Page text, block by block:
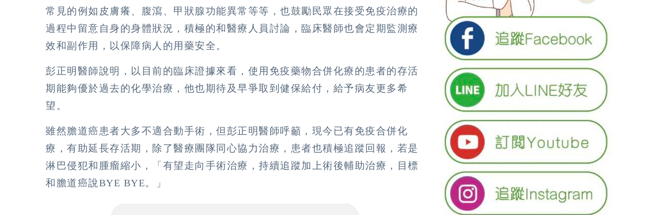
常見的例如皮膚癢、腹瀉、甲狀腺功能異常等等，也鼓勵民眾在接受免疫治療的
過程中留意自身的身體狀況，積極的和醫療人員討論，臨床醫師也會定期監測療
效和副作用，以保障病人的用藥安全。
彭正明醫師說明，以目前的臨床證據來看，使用免疫藥物合併化療的患者的存活
期能夠優於過去的化學治療，他也期待及早爭取到健保給付，給予病友更多希
望。
雖然膽道癌患者大多不適合動手術，但彭正明醫師呼籲，現今已有免疫合併化
療，有助延長存活期，除了醫療團隊同心協力治療，患者也積極追蹤回報，若是
淋巴侵犯和腫瘤縮小，「有望走向手術治療，持續追蹤加上術後輔助治療，目標
和膽道癌說BYE BYE。」